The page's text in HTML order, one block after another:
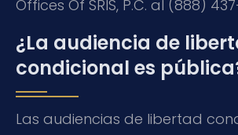
Offices Of SRIS, P.C. al (888)
¿La audiencia de
condicional es
Las audiencias de libertad